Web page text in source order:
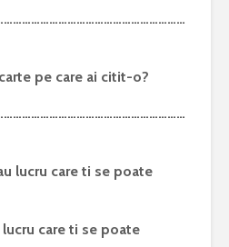
pe care ai citit-o?
lucru care ti se poate
care ti se poate